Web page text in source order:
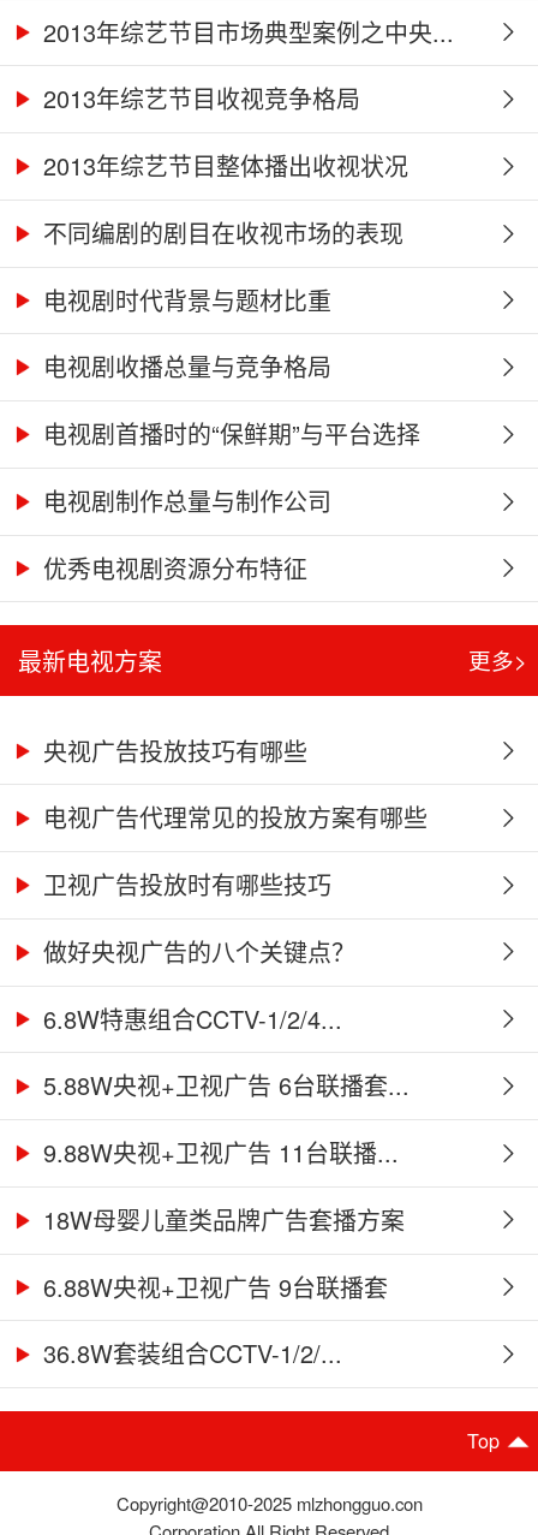
2013年综艺节目市场典型案例之中央...
2013年综艺节目收视竞争格局
2013年综艺节目整体播出收视状况
不同编剧的剧目在收视市场的表现
电视剧时代背景与题材比重
电视剧收播总量与竞争格局
电视剧首播时的“保鲜期”与平台选择
电视剧制作总量与制作公司
优秀电视剧资源分布特征
最新电视方案 更多>
央视广告投放技巧有哪些
电视广告代理常见的投放方案有哪些
​卫视广告投放时有哪些技巧
做好央视广告的八个关键点？
6.8W特惠组合CCTV-1/2/4...
5.88W央视+卫视广告 6台联播套...
9.88W央视+卫视广告 11台联播...
18W母婴儿童类品牌广告套播方案
6.88W央视+卫视广告 9台联播套
36.8W套装组合CCTV-1/2/...
Top
Copyright@2010-2025 mlzhongguo.con